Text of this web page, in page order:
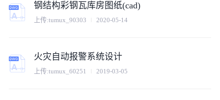
钢结构彩钢瓦库房图纸(cad)
上传:tumux_90303 2020-05-14
火灾自动报警系统设计
上传:tumux_60251 2019-03-05